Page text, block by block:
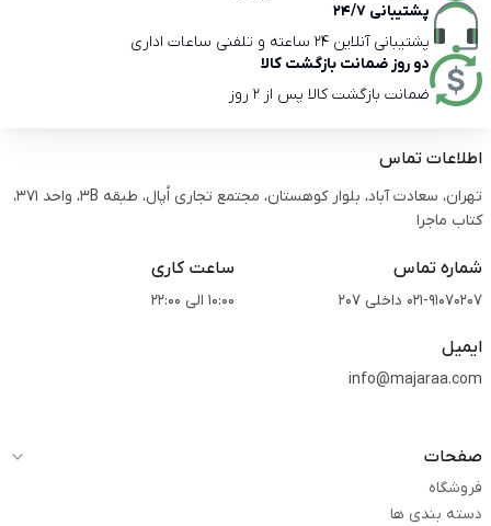
پشتیبانی 24/7
پشتیبانی آنلاین 24 ساعته و تلفنی ساعات اداری
دو روز ضمانت بازگشت کالا
ضمانت بازگشت کالا پس از 2 روز
اطلاعات تماس
تهران، سعادت آباد، بلوار کوهستان، مجتمع تجاری اُپال، طبقه 3B، واحد 371،
کتاب ماجرا
شماره تماس
021-91070207 داخلی 207
ساعت کاری
10:00 الی 22:00
ایمیل
info@majaraa.com
صفحات
فروشگاه
دسته بندی ها